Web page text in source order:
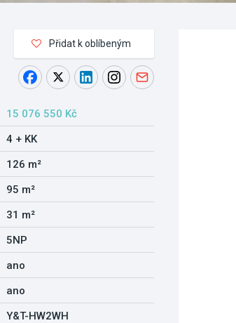
Přidat k oblíbeným
15 076 550 Kč
4 + KK
126 m²
95 m²
31 m²
5NP
ano
ano
Y&T-HW2WH